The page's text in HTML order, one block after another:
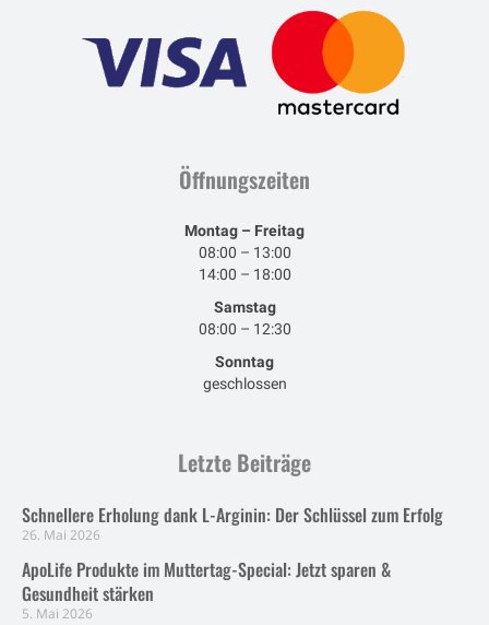
Öffnungszeiten
Montag – Freitag
08:00 – 13:00
14:00 – 18:00
Samstag
08:00 – 12:30
Sonntag
geschlossen
Letzte Beiträge
Schnellere Erholung dank L-Arginin: Der Schlüssel zum Erfolg
26. Mai 2026
ApoLife Produkte im Muttertag-Special: Jetzt sparen &
Gesundheit stärken
5. Mai 2026